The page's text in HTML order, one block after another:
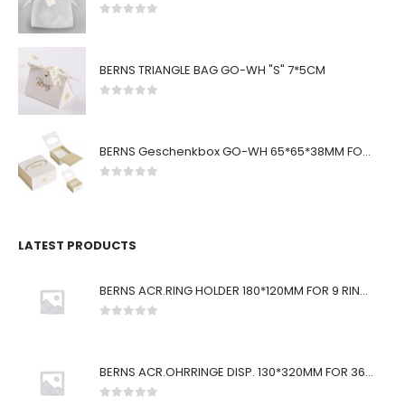
BERNS TRIANGLE BAG GO-WH "S" 7*5CM
BERNS Geschenkbox GO-WH 65*65*38MM FOR SMALL SETS
LATEST PRODUCTS
BERNS ACR.RING HOLDER 180*120MM FOR 9 RINGS
BERNS ACR.OHRRINGE DISP. 130*320MM FOR 36 PAIRS